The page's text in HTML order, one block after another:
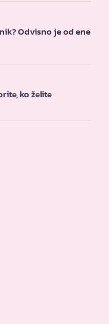
Odvisno je od ene
ko želite